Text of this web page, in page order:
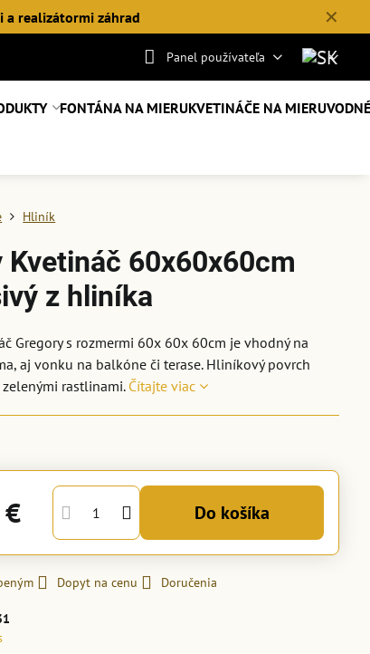
✕
a realizátormi záhrad
Panel používateľa
FONTÁNA NA MIERUKVETINÁČE NA MIERU
Hliník
Kvetináč 60x60x60cm
z hliníka
Gregory s rozmermi 60x 60x 60cm je vhodný na
aj vonku na balkóne či terase. Hliníkový povrch
rastlinami.Čítajte viac
Do košíka
Dopyt na cenu Doručenia